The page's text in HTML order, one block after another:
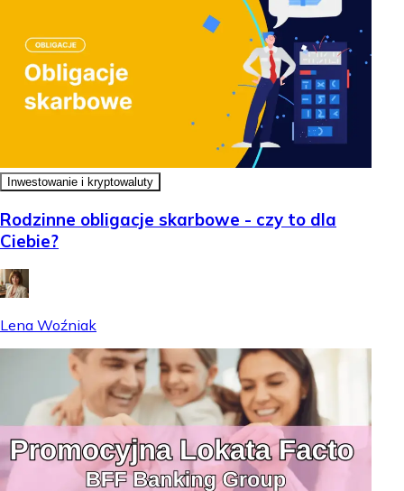
Inwestowanie i kryptowaluty
Rodzinne obligacje skarbowe - czy to dla
Ciebie?
Lena Woźniak